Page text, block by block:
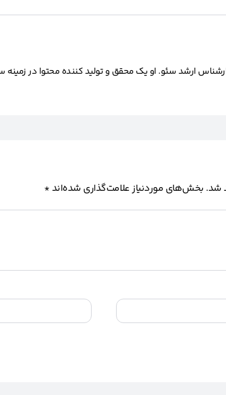
ارشد سئو. او یک محقق و تولید کننده محتوا در زمینه
شد. بخش‌های موردنیاز علامت‌گذاری شده‌اند*